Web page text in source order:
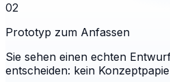
02
Prototyp zum Anfassen
Sie sehen einen echten
entscheiden: kein